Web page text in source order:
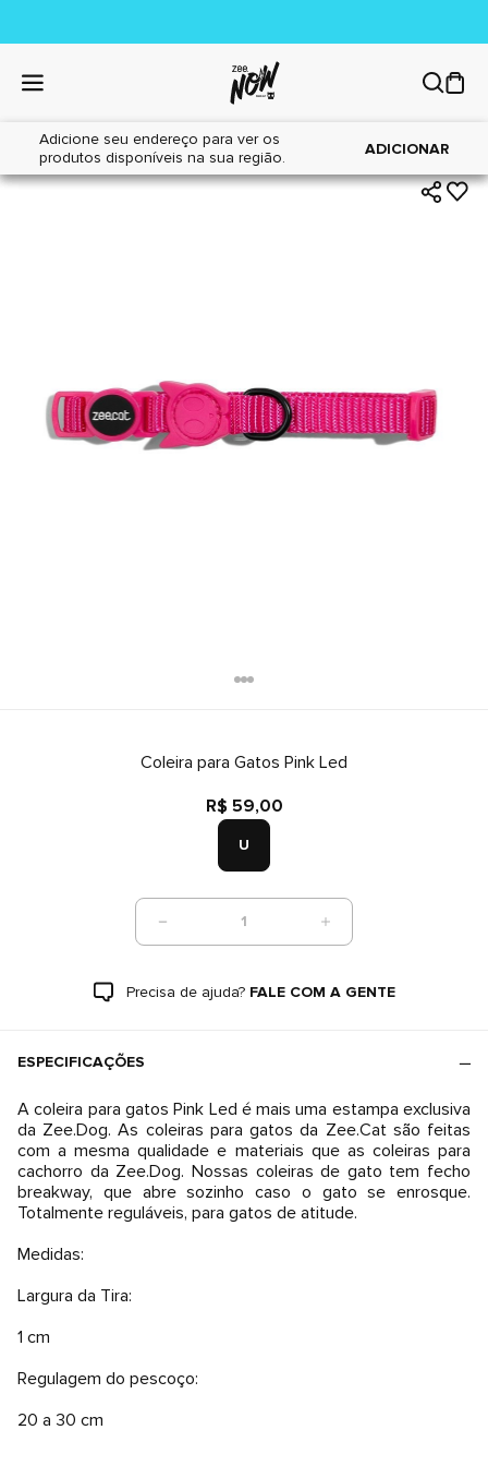
Adicione seu endereço para ver os
produtos disponíveis na sua região.
ADICIONAR
Home|Gatos|Acessórios
Coleira para Gatos Pink Led
R$ 59,00
U
1
Precisa de ajuda? FALE COM A GENTE
ESPECIFICAÇÕES
A coleira para gatos Pink Led é mais uma estampa exclusiva
da Zee.Dog. As coleiras para gatos da Zee.Cat são feitas
com a mesma qualidade e materiais que as coleiras para
cachorro da Zee.Dog. Nossas coleiras de gato tem fecho
breakway, que abre sozinho caso o gato se enrosque.
Totalmente reguláveis, para gatos de atitude.
Medidas:
Largura da Tira:
1 cm
Regulagem do pescoço:
20 a 30 cm